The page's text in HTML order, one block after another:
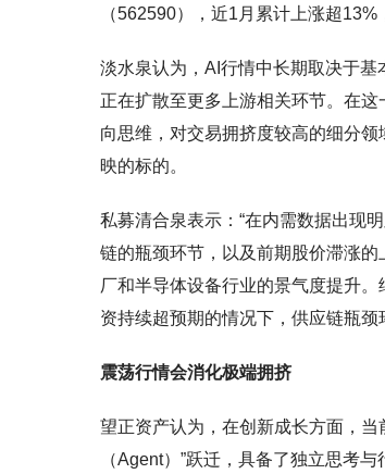
（562590），近1月累计上涨超
淡水泉认为，AI行情中长期取决于
正在扩散至更多上游相关环节。在
向思维，对交易拥挤度较高的细分
映的标的。
私募清合泉表示：“在内需数据出现
链的瓶颈环节，以及前期股价滞涨
厂和半导体设备行业的景气度提升
资持续超预期的情况下，供应链瓶颈
震荡行情会消化极端拥挤
望正资产认为，在创新成长方面，当
（Agent）”跃迁，具备了独立思考